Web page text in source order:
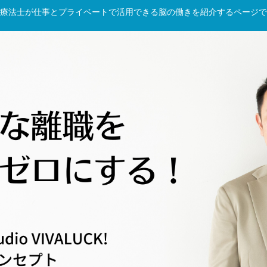
法士が仕事とプライベートで活用できる脳の働きを紹介するページ